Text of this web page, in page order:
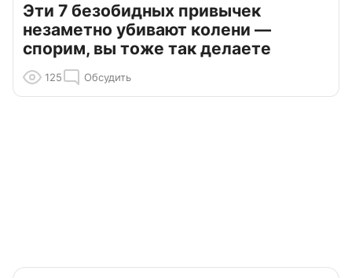
Эти 7 безобидных привычек
незаметно убивают колени —
спорим, вы тоже так делаете
125 Обсудить